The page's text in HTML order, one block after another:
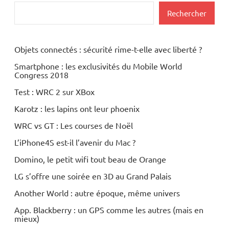
Fi
Rechercher
Objets connectés : sécurité rime-t-elle avec liberté ?
Smartphone : les exclusivités du Mobile World
Congress 2018
Test : WRC 2 sur XBox
Karotz : les lapins ont leur phoenix
WRC vs GT : Les courses de Noël
L’iPhone4S est-il l’avenir du Mac ?
Domino, le petit wifi tout beau de Orange
LG s’offre une soirée en 3D au Grand Palais
Another World : autre époque, même univers
App. Blackberry : un GPS comme les autres (mais en
mieux)